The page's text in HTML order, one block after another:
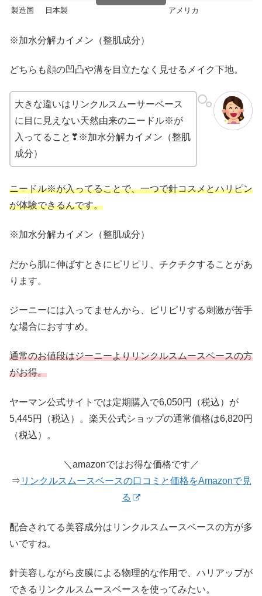
製造国
日本製 アメリカ
※加水分解カイメン（整肌成分）
どちらも顔の凹凸や溝を目立たなく見せるメイク下地。
大きな違いはリンクルスムーサーベース
に目に見えない天然由来のニードル※が
入ってること❣※加水分解カイメン（整肌
成分）
ニードル※が入ってることで、一つで針コスメとハリピン
が体験できるんです。
※加水分解カイメン（整肌成分）
だから肌に伸ばすときにピリピリ、チクチクすることがあ
ります。
ジーニーには入ってませんから、ピリピリする刺激が苦手
な場合におすすめ。
通常のお値段はジーニーよりリンクルスムースベースの方
がお得。
ヤーマン公式サイトでは定期購入で6,050円（税込）が
5,445円（税込）。楽天公式ショップの通常価格は6,820円
（税込）。
＼amazonではお得な価格です／
⇒ リンクルスムースベースの口コミと価格をAmazonで見
る
配合されてる美容成分はリンクルスムースベースの方が多
いですね。
針美容しながら皮膜による物理的な作用で、ハリアップが
できるリンクルスムースベースを使ってみたい。